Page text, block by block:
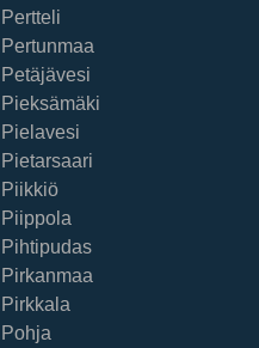
Pertteli
Pertunmaa
Petäjävesi
Pieksämäki
Pielavesi
Pietarsaari
Piikkiö
Piippola
Pihtipudas
Pirkanmaa
Pirkkala
Pohja